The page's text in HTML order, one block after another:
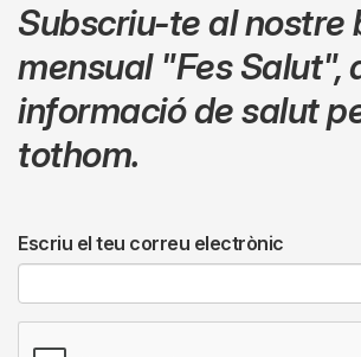
Subscriu-te al nostre
mensual "Fes Salut",
informació de salut
tothom.
Escriu el teu correu electrònic